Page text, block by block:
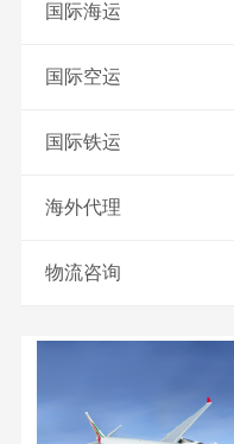
国际海运
国际空运
国际铁运
海外代理
物流咨询